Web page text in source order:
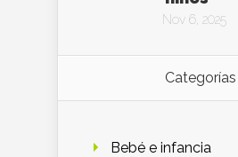
Nov 6, 2025
Categorías
Bebé e infancia